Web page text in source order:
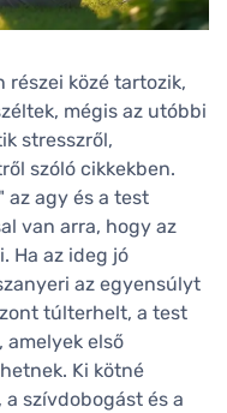
részei közé tartozik,
mégis az utóbbi
stresszről,
szóló cikkekben.
az agy és a test
van arra, hogy az
Ha az ideg jó
az egyensúlyt
túlterhelt, a test
amelyek első
Ki kötné
szívdobogást és a